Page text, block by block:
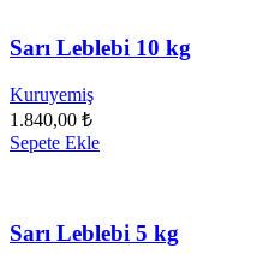
Sarı Leblebi 10 kg
Kuruyemiş
1.840,00 ₺
Sepete Ekle
Sarı Leblebi 5 kg